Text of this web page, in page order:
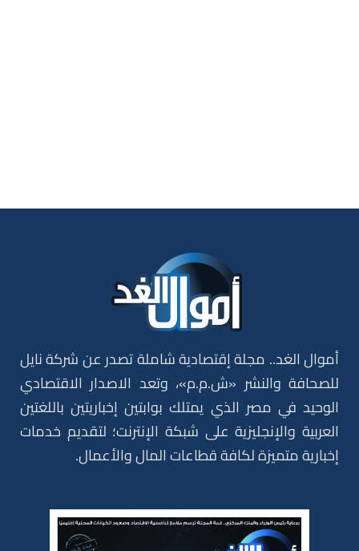
أموال الغد.. مجلة إقتصادية شاملة تصدر عن شركة نايل
للصحافة والنشر «ش.م.م»، وتعد الاصدار الاقتصادي
الوحيد في مصر الذي يمتلك بوابتين إخباريتين باللغتين
العربية والإنجليزية على شبكة الإنترنت؛ لتقديم خدمات
إخبارية متميزة لكافة قطاعات المال والأعمال.